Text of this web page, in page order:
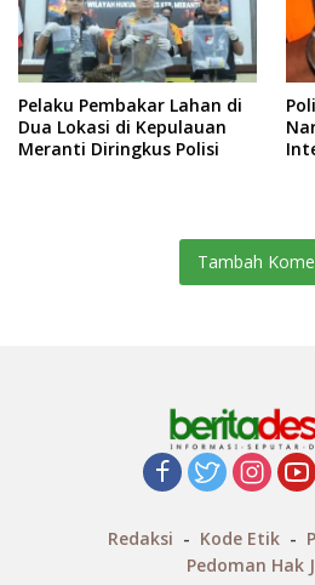
Pelaku Pembakar Lahan di
Dua Lokasi di Kepulauan
Meranti Diringkus Polisi
Tambah
Redaksi Kode Etik
Pedoman Hak